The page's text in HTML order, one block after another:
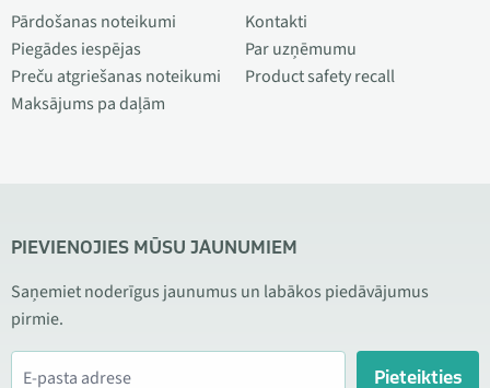
Pārdošanas noteikumi
Piegādes iespējas
Preču atgriešanas noteikumi
Maksājums pa daļām
Kontakti
Par uzņēmumu
Product safety recall
PIEVIENOJIES MŪSU JAUNUMIEM
Saņemiet noderīgus jaunumus un labākos piedāvājumus
pirmie.
Pieteikties